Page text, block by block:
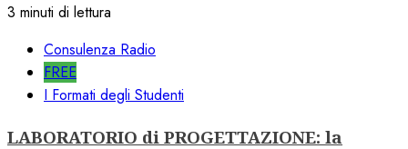
3 minuti di lettura
Consulenza Radio
FREE
I Formati degli Studenti
LABORATORIO di PROGETTAZIONE: la